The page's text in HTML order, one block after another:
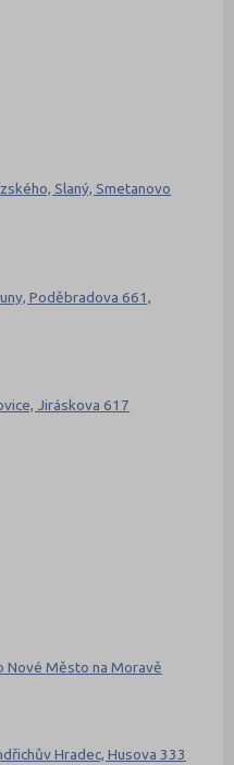
Slaný, Smetanovo
Poděbradova 661,
Jiráskova 617
Nové Město na Moravě
Hradec, Husova 333